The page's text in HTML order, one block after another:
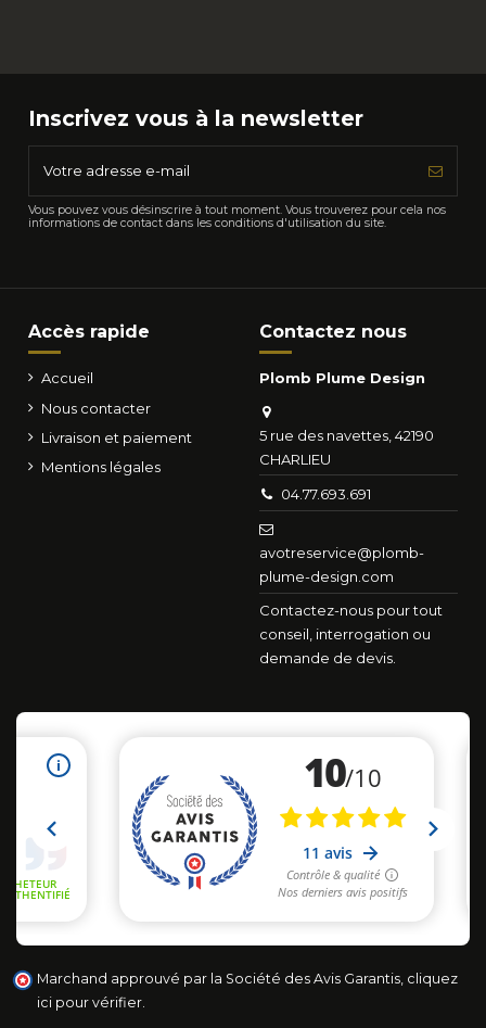
Inscrivez vous à la newsletter
Vous pouvez vous désinscrire à tout moment. Vous trouverez pour cela nos
informations de contact dans les conditions d'utilisation du site.
Accès rapide
Accueil
Nous contacter
Livraison et paiement
Mentions légales
Contactez nous
Plomb Plume Design
5 rue des navettes, 42190
CHARLIEU
04.77.693.691
avotreservice@plomb-
plume-design.com
Contactez-nous pour tout
conseil, interrogation ou
demande de devis.
Marchand approuvé par la Société des Avis Garantis, cliquez
ici pour vérifier